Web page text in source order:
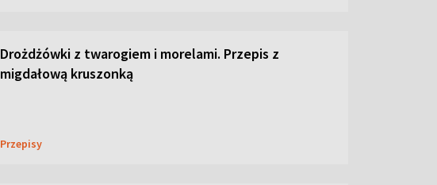
Drożdżówki z twarogiem i morelami. Przepis z
migdałową kruszonką
Przepisy